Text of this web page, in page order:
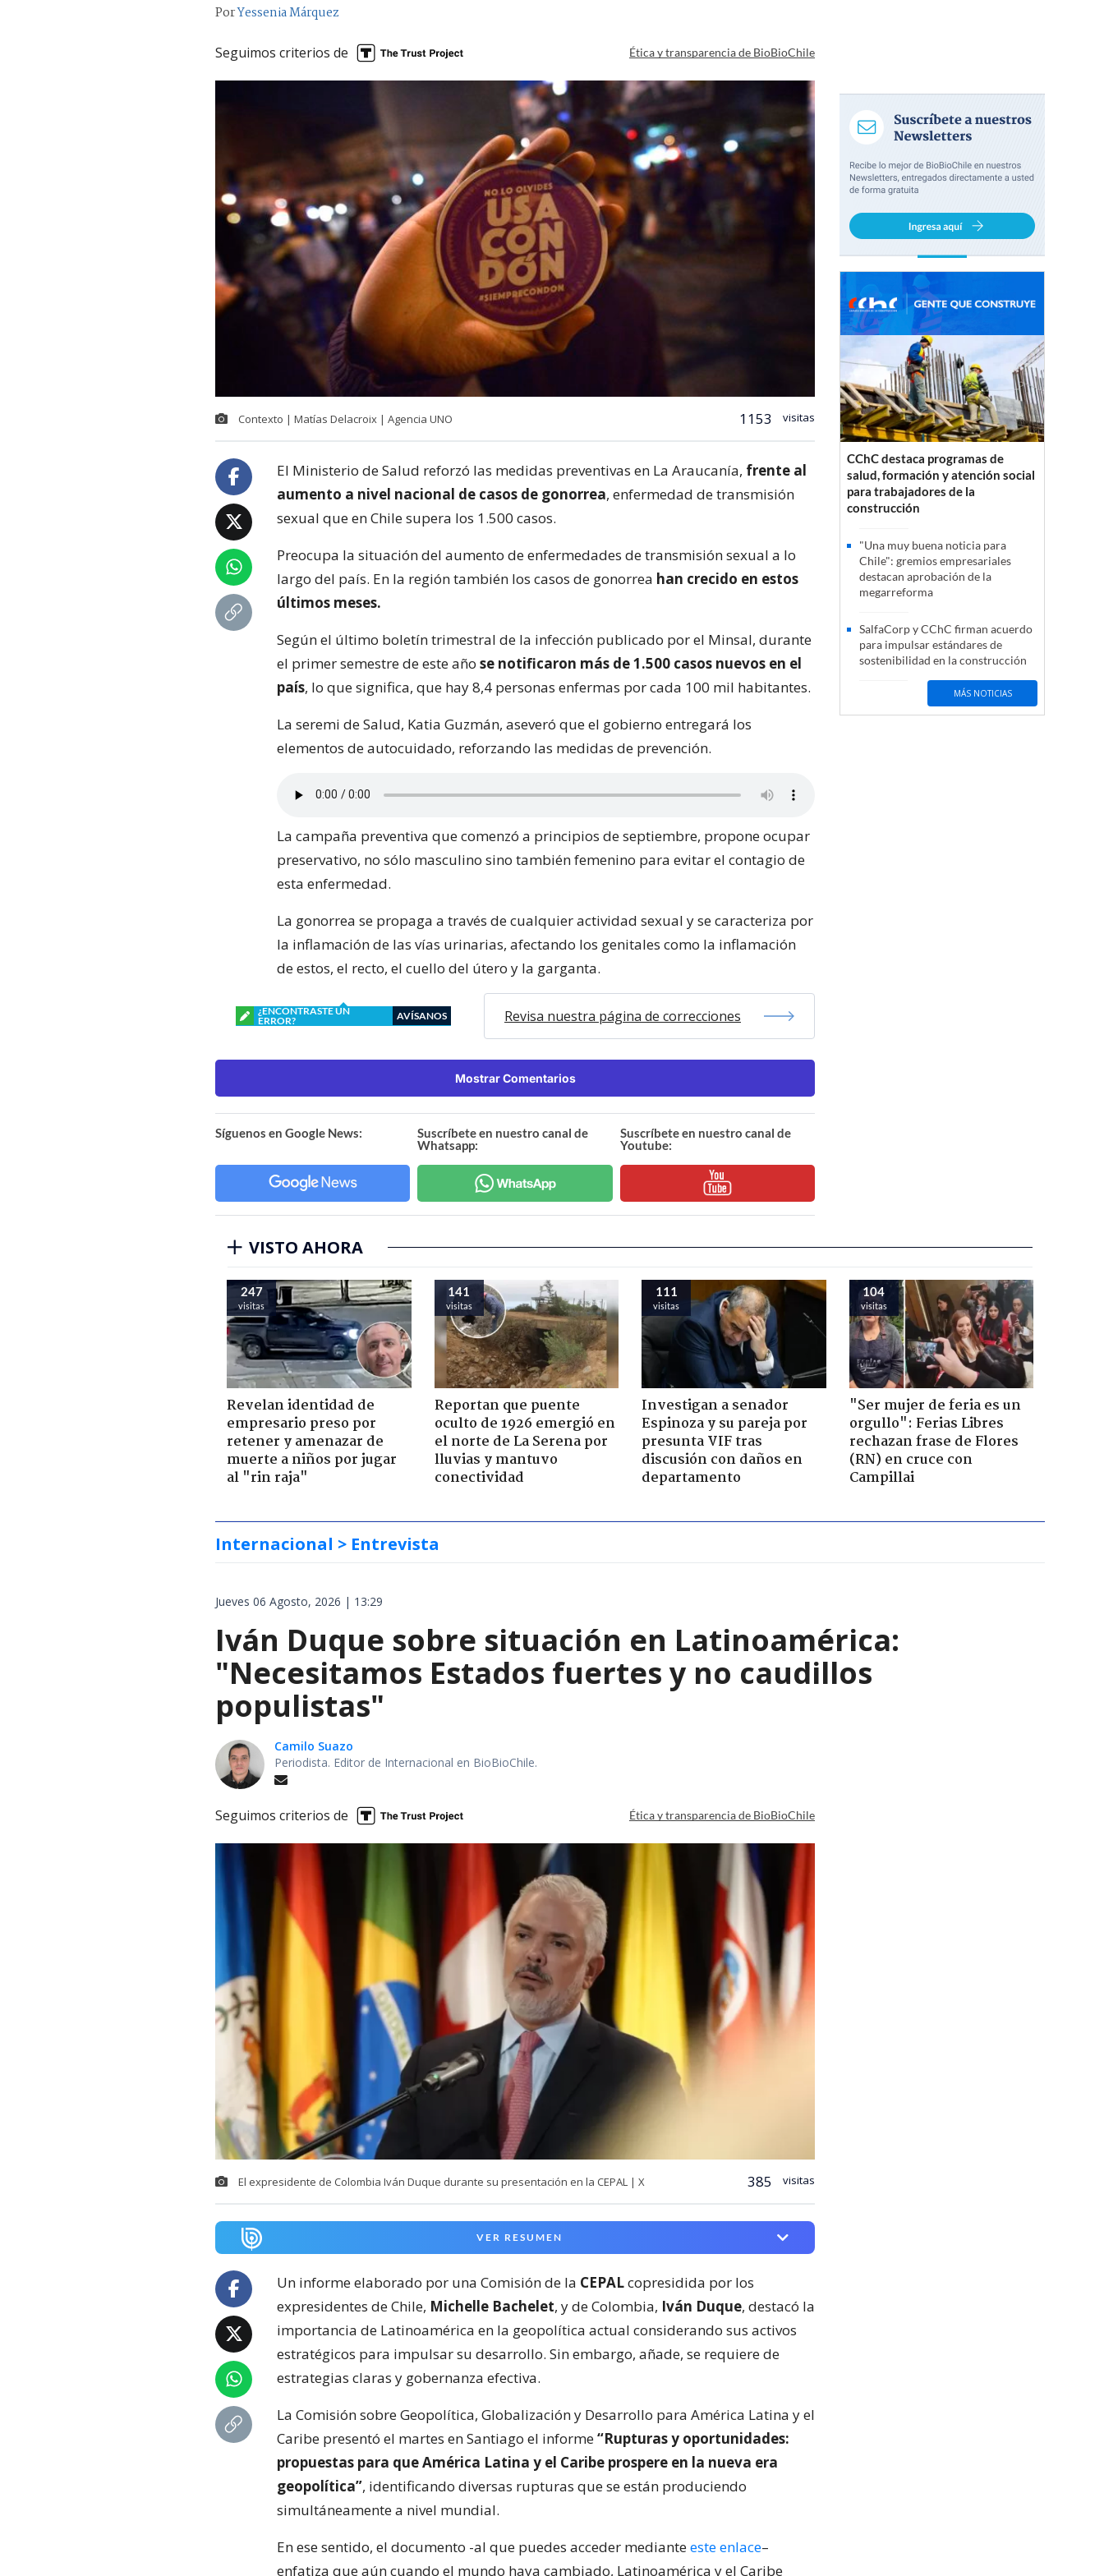
PorYessenia Márquez
Seguimos criterios de Ética y transparencia de BioBioChile
Contexto | Matías Delacroix | Agencia UNO 1153 visitas
El Ministerio de Salud reforzó las medidas preventivas en La Araucanía, frente al
aumento a nivel nacional de casos de gonorrea, enfermedad de transmisión
sexual que en Chile supera los 1.500 casos.
Preocupa la situación del aumento de enfermedades de transmisión sexual a lo
largo del país. En la región también los casos de gonorrea han crecido en estos
últimos meses.
Según el último boletín trimestral de la infección publicado por el Minsal, durante
el primer semestre de este año se notificaron más de 1.500 casos nuevos en el
país, lo que significa, que hay 8,4 personas enfermas por cada 100 mil habitantes.
La seremi de Salud, Katia Guzmán, aseveró que el gobierno entregará los
elementos de autocuidado, reforzando las medidas de prevención.
La campaña preventiva que comenzó a principios de septiembre, propone ocupar
preservativo, no sólo masculino sino también femenino para evitar el contagio de
esta enfermedad.
La gonorrea se propaga a través de cualquier actividad sexual y se caracteriza por
la inflamación de las vías urinarias, afectando los genitales como la inflamación
de estos, el recto, el cuello del útero y la garganta.
¿ENCONTRASTE UN
ERROR?
AVÍSANOS Revisa nuestra página de correcciones
Mostrar Comentarios
Síguenos en Google News:
Suscríbete en nuestro canal de
Whatsapp:
Suscríbete en nuestro canal de
Youtube:
CChC destaca programas de
salud, formación y atención social
para trabajadores de la
construcción
"Una muy buena noticia para
Chile": gremios empresariales
destacan aprobación de la
megarreforma
SalfaCorp y CChC firman acuerdo
para impulsar estándares de
sostenibilidad en la construcción
MÁS NOTICIAS
VISTO AHORA
247
visitas
Revelan identidad de
empresario preso por
retener y amenazar de
muerte a niños por jugar
al "rin raja"
141
visitas
Reportan que puente
oculto de 1926 emergió en
el norte de La Serena por
lluvias y mantuvo
conectividad
111
visitas
Investigan a senador
Espinoza y su pareja por
presunta VIF tras
discusión con daños en
departamento
104
visitas
"Ser mujer de feria es un
orgullo": Ferias Libres
rechazan frase de Flores
(RN) en cruce con
Campillai
Internacional > Entrevista
Jueves 06 Agosto, 2026 | 13:29
Iván Duque sobre situación en Latinoamérica:
"Necesitamos Estados fuertes y no caudillos
populistas"
Camilo Suazo
Periodista. Editor de Internacional en BioBioChile.
Seguimos criterios de Ética y transparencia de BioBioChile
El expresidente de Colombia Iván Duque durante su presentación en la CEPAL | X 385 visitas
VER RESUMEN
Un informe elaborado por una Comisión de la CEPALcopresidida por los
expresidentes de Chile, Michelle Bachelet, y de Colombia, Iván Duque, destacó la
importancia de Latinoamérica en la geopolítica actual considerando sus activos
estratégicos para impulsar su desarrollo. Sin embargo, añade, se requiere de
estrategias claras y gobernanza efectiva.
La Comisión sobre Geopolítica, Globalización y Desarrollo para América Latina y el
Caribe presentó el martes en Santiago el informe“Rupturas y oportunidades:
propuestas para que América Latina y el Caribe prospere en la nueva era
geopolítica”, identificando diversas rupturas que se están produciendo
simultáneamente a nivel mundial.
En ese sentido, el documento -al que puedes acceder medianteeste enlace–
enfatiza que aún cuando el mundo haya cambiado, Latinoamérica y el Caribe